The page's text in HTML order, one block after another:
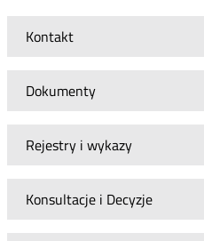
Kontakt
Dokumenty
Rejestry i wykazy
Konsultacje i Decyzje